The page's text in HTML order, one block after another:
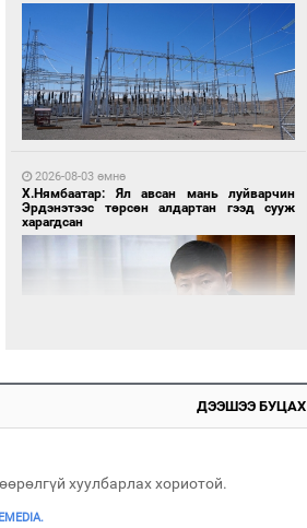
16 цагийн өмнө өмнө
МИАТ ТӨХК “Боинг” компанитай хамтын
ажиллагаагаа өргөжүүлнэ
Н.Номтойбаяр: Аймгуудад тулгамдаж буй
2026-08-03 өмнө
Х.Нямбаатар: Ял авсан мань луйварчин
Эрдэнэтээс төрсөн алдартан гээд сууж
харагдсан
Хөшөө бүтсэн түүхийг өгүүлэх 7 баримт
ДЭЭШЭЭ БУЦАХ
хуулбарлах хориотой.